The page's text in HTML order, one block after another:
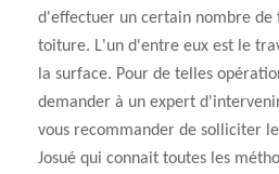
d'effectuer un certain nombre de
toiture. L'un d'entre eux est le
la surface. Pour de telles
demander à un expert
vous recommander de solliciter
Josué qui connait toutes les